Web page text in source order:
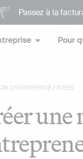
Passez à la
Pour
D'ENTREPRISE/ IDÉES
une